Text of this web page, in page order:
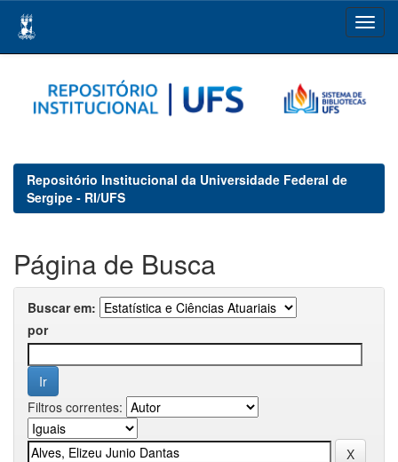
navigation
Repositório Institucional da Universidade Federal de
Sergipe - RI/UFS
Página de Busca
Buscar em:
por
Filtros correntes: